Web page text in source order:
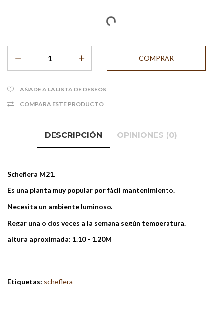
AÑADE A LA LISTA DE DESEOS
COMPARA ESTE PRODUCTO
DESCRIPCIÓN OPINIONES (0)
Scheflera M21.
Es una planta muy popular por fácil mantenimiento.
Necesita un ambiente luminoso.
Regar una o dos veces a la semana según temperatura.
altura aproximada: 1.10 - 1.20M
Etiquetas: scheflera